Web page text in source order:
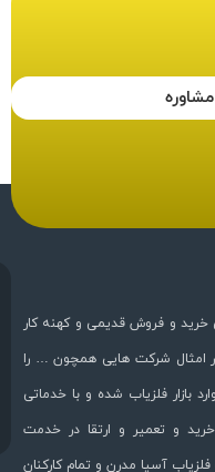
و فروش قدیمی و کهنه کار
برابر سابقه ی کار امثال شرکت هایی همچون … را
طور مستقیم وارد بازار فلزیاب شده و با خدماتی
و تعمیر و ارتقا در خدمت
آسیا مدرن و تمام کارکنان